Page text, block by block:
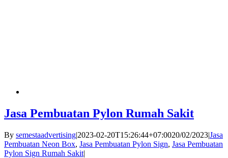
Jasa Pembuatan Pylon Rumah Sakit
By semestaadvertising|2023-02-20T15:26:44+07:0020/02/2023|Jasa
Pembuatan Neon Box, Jasa Pembuatan Pylon Sign, Jasa Pembuatan
Pylon Sign Rumah Sakit|